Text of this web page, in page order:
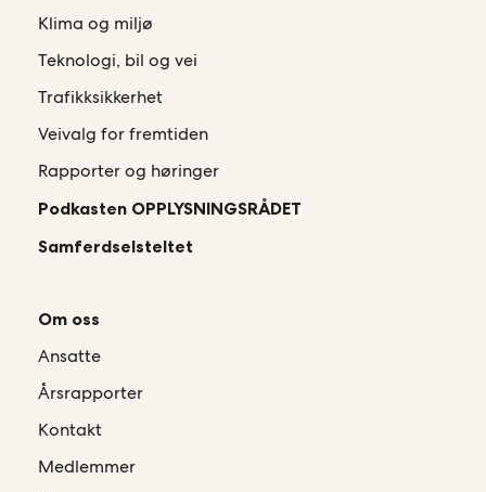
Klima og miljø
Teknologi, bil og vei
Trafikksikkerhet
Veivalg for fremtiden
Rapporter og høringer
Podkasten OPPLYSNINGSRÅDET
Samferdselsteltet
Om oss
Ansatte
Årsrapporter
Kontakt
Medlemmer